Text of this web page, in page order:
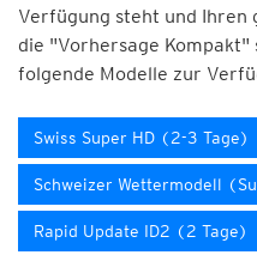
Verfügung steht und Ihren
die "Vorhersage Kompakt"
folgende Modelle zur
Swiss Super HD (2-3 Tage)
Schweizer Wettermodell
Rapid Update ID2 (2 Tage)